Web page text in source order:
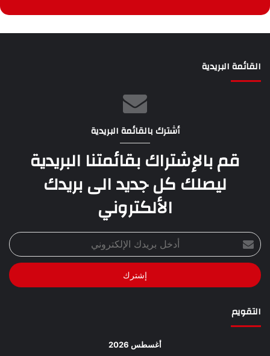
القائمة البريدية
أشترك بالقائمة البريدية
قم بالإشتراك بقائمتنا البريدية
ليصلك كل جديد الى بريدك
الألكتروني
أدخل
بريدك
الإلكتروني
التقويم
أغسطس 2026